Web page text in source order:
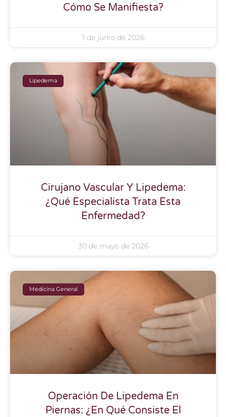
Cómo Se Manifiesta?
1 de junio de 2026
Lipedema
Cirujano Vascular Y Lipedema:
¿Qué Especialista Trata Esta
Enfermedad?
30 de mayo de 2026
Medicina General
Operación De Lipedema En
Piernas: ¿En Qué Consiste El